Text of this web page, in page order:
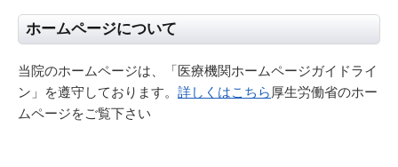
ホームページについて
当院のホームページは、「医療機関ホームページガイドライ
ン」を遵守しております。 詳しくはこちら 厚生労働省のホー
ムページをご覧下さい